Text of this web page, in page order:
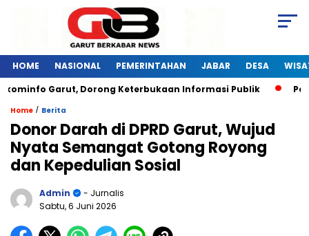
HOME NASIONAL PEMERINTAHAN JABAR DESA
Garut, Dorong Keterbukaan Informasi Publik
Home / Berita
Donor Darah di DPRD Garut, Wujud
Nyata Semangat Gotong Royong
dan Kepedulian Sosial
Admin
- Jurnalis
Sabtu, 6 Juni 2026